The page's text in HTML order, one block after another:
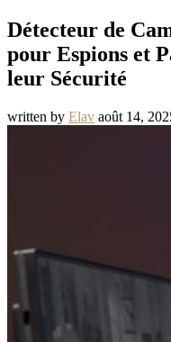
Détecteur de
pour Espions et
leur Sécurité
written by Elav août 14,